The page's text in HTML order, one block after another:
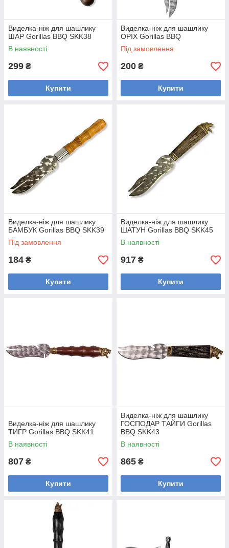
Виделка-ніж для шашлику
ШАР Gorillas BBQ SKK38
В наявності
299 ₴
Купити
Виделка-ніж для шашлику
ОРІХ Gorillas BBQ
Під замовлення
200 ₴
Купити
Виделка-ніж для шашлику
БАМБУК Gorillas BBQ SKK39
Під замовлення
184 ₴
Купити
Виделка-ніж для шашлику
ШАТУН Gorillas BBQ SKK45
В наявності
917 ₴
Купити
Виделка-ніж для шашлику
ТИГР Gorillas BBQ SKK41
В наявності
807 ₴
Купити
Виделка-ніж для шашлику
ГОСПОДАР ТАЙГИ Gorillas
BBQ SKK43
В наявності
865 ₴
Купити